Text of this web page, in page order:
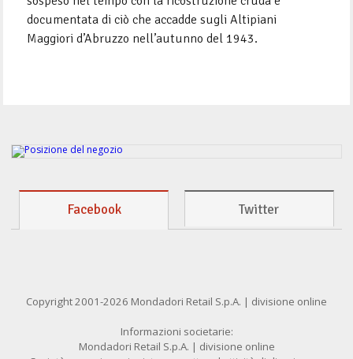
documentata di ciò che accadde sugli Altipiani
Maggiori d’Abruzzo nell’autunno del 1943.
Facebook Twitter
Copyright 2001-2026 Mondadori Retail S.p.A. | divisione online
Informazioni societarie:
Mondadori Retail S.p.A. | divisione online